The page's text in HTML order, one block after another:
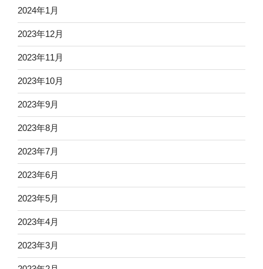
2024年1月
2023年12月
2023年11月
2023年10月
2023年9月
2023年8月
2023年7月
2023年6月
2023年5月
2023年4月
2023年3月